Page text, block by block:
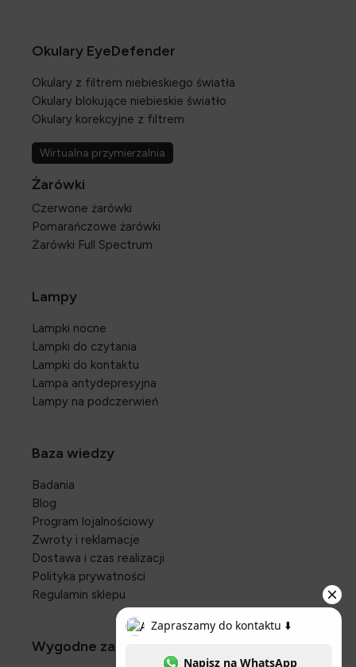
Okulary EyeDefender
Okulary z filtrem niebieskiego światła
Okulary blokujące niebieskie światło
Okulary korekcyjne z filtrem
Wirtualna przymierzalnia
Żarówki
Czerwone żarówki
Pomarańczowe żarówki
Żarówki Full Spectrum
Lampy
Lampki nocne
Lampki do czytania
Lampki do kontaktu
Lampa antydepresyjna
Lampy na podczerwień
Baza wiedzy
Badania
Blog
Program lojalnościowy
Zwroty i reklamacje
Dostawa i czas realizacji
Polityka prywatności
Regulamin sklepu
Wygodne zakupy